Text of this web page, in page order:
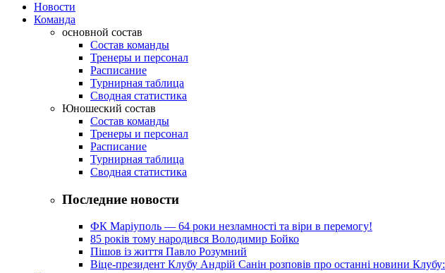
Новости
Команда
основной состав
Состав команды
Тренеры и персонал
Расписание
Турнирная таблица
Сводная статистика
Юношеский состав
Состав команды
Тренеры и персонал
Расписание
Турнирная таблица
Сводная статистика
Последние новости
ФК Маріуполь — 64 роки незламності та віри в перемогу!
85 років тому народився Володимир Бойко
Пішов із життя Павло Розумний
Віце-президент Клубу Андрій Санін розповів про останні новини Клубу: